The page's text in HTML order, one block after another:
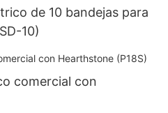
de 10 bandejas para
10)
comercial con